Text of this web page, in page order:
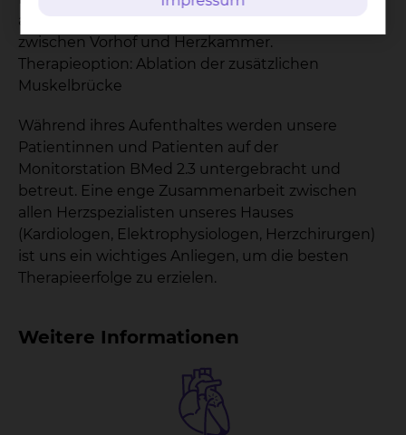
angeborenen zusätzlichen Muskelbrücke
zwischen Vorhof und Herzkammer.
Therapieoption: Ablation der zusätzlichen
Muskelbrücke
Während ihres Aufenthaltes werden unsere
Patientinnen und Patienten auf der
Monitorstation BMed 2.3 untergebracht und
betreut. Eine enge Zusammenarbeit zwischen
allen Herzspezialisten unseres Hauses
(Kardiologen, Elektrophysiologen, Herzchirurgen)
ist uns ein wichtiges Anliegen, um die besten
Therapieerfolge zu erzielen.
Weitere Informationen